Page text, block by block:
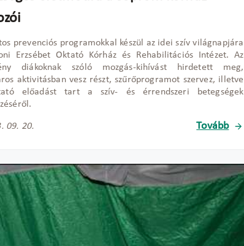
prevenciós programokkal készül az idei szív világnapjára
Erzsébet Oktató Kórház és Rehabilitációs Intézet. Az
diákoknak szóló mozgás-kihívást hirdetett meg,
aktivitásban vesz részt, szűrőprogramot szervez, illetve
előadást tart a szív- és érrendszeri betegségek
09. 20. Tovább